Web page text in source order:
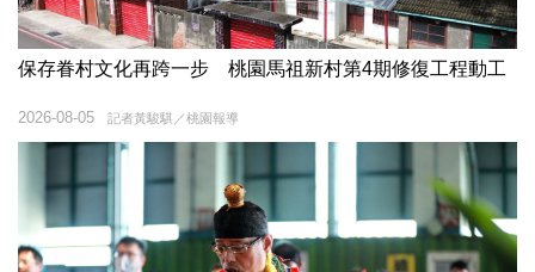
保存眷村文化再跨一步 桃園馬祖新村第4期修復工程動工
記者黃駿騏／桃園報導
2026-08-05